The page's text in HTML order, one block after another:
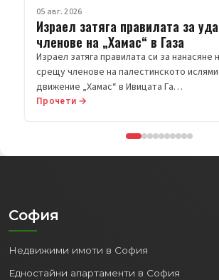
05 авг. 2026
Израел затяга правилата за
членове на „Хамас“ в Газа
Израел затяга правилата си за нанасяне
срещу членове на палестинското
движение „Хамас“ в Ивицата Га…
Прочети →
София
Недвижими имоти в София
Едностайни апартаменти в София